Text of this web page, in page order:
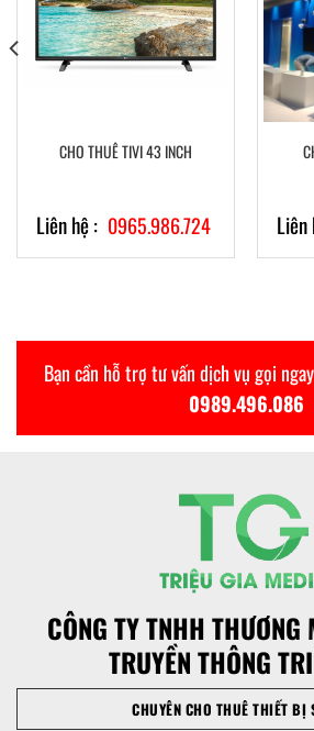
CHO THUÊ TIVI 43 INCH
Liên hệ : 0965.986.724 Liên
Bạn cần hỗ trợ tư vấn dịch vụ gọi
0989.496.086
CÔNG TY TNHH
TRUYỀN THÔNG
CHUYÊN CHO THUÊ THIẾT BỊ